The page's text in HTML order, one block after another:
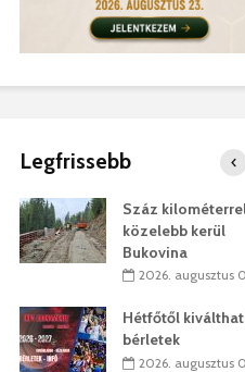
Legfrissebb
Száz
közelebb kerül
Bukovina
2026. augusztus
Hétfőtől
bérletek
2026. augusztus